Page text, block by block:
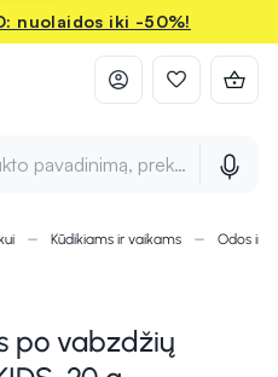
nuolaidos iki -50%!
pavadinimą, prekės ženklą ir
Kūdikiams ir vaikams Odos ir
po vabzdžių